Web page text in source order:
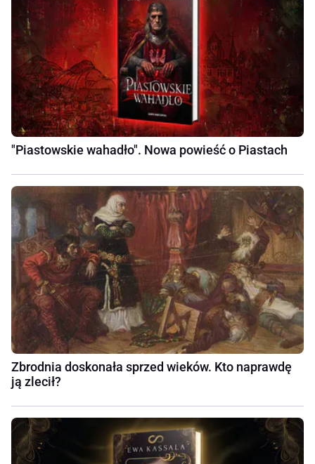
"Piastowskie wahadło". Nowa powieść o Piastach
Zbrodnia doskonała sprzed wieków. Kto naprawdę
ją zlecił?